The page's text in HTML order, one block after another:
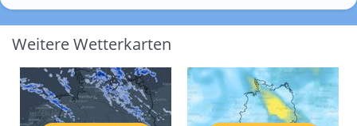
Weitere Wetterkarten